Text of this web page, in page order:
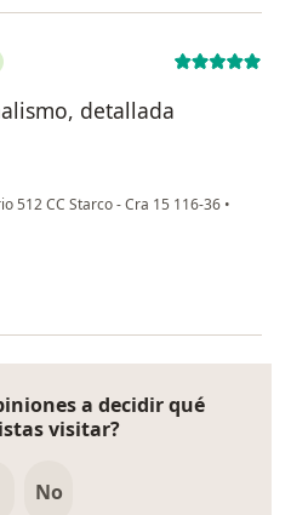
detallada
512 CC Starco - Cra 15 116-36 •
a decidir qué
visitar?
No